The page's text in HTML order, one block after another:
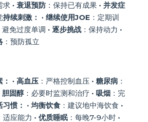
• 衰退预防：保持已有成果 • 并发症
持续刺激： • 继续使用JOE ：定期训
避免过度单调 • 逐步挑战：保持动力 •
：预防孤立
• 高血压：严格控制血压 • 糖尿病：
胆固醇：必要时监测和治疗 • 吸烟：完
惯： •均衡饮食：建议地中海饮食 •
适应能力 • 优质睡眠：每晚7-9小时 •